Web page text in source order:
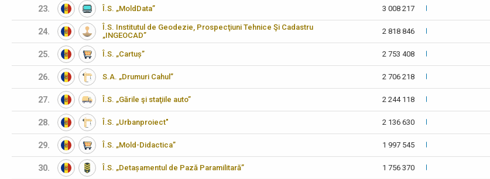
23. Î.S. „MoldData” 3 008 217
24.
Î.S. Institutul de Geodezie, Prospecţiuni Tehnice Şi Cadastru
„INGEOCAD”
2 818 846
25. Î.S. „Cartuș” 2 753 408
26. S.A. „Drumuri Cahul” 2 706 218
27. Î.S. „Gările şi staţiile auto” 2 244 118
28. Î.S. „Urbanproiect" 2 136 630
29. Î.S. „Mold-Didactica” 1 997 545
30. Î.S. „Detașamentul de Pază Paramilitară” 1 756 370